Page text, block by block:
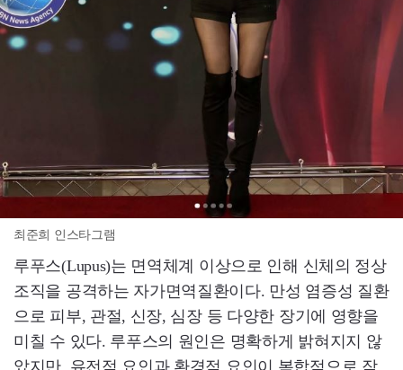
최준희 인스타그램
루푸스(Lupus)는 면역체계 이상으로 인해 신체의 정상
조직을 공격하는 자가면역질환이다. 만성 염증성 질환
으로 피부, 관절, 신장, 심장 등 다양한 장기에 영향을
미칠 수 있다. 루푸스의 원인은 명확하게 밝혀지지 않
았지만, 유전적 요인과 환경적 요인이 복합적으로 작